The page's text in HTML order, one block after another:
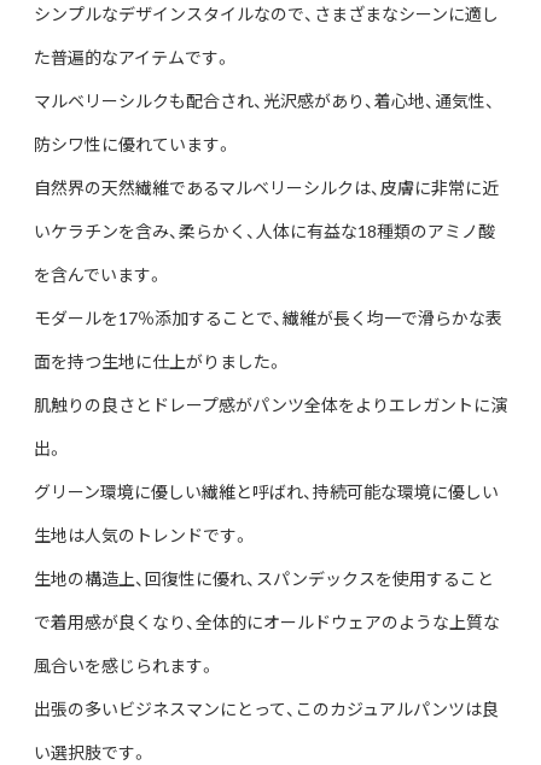
シンプルなデザインスタイルなので、さまざまなシーンに適し
た普遍的なアイテムです。
マルベリーシルクも配合され、光沢感があり、着心地、通気性、
防シワ性に優れています。
自然界の天然繊維であるマルベリーシルクは、皮膚に非常に近
いケラチンを含み、柔らかく、人体に有益な18種類のアミノ酸
を含んでいます。
モダールを17％添加することで、繊維が長く均一で滑らかな表
面を持つ生地に仕上がりました。
肌触りの良さとドレープ感がパンツ全体をよりエレガントに演
出。
グリーン環境に優しい繊維と呼ばれ、持続可能な環境に優しい
生地は人気のトレンドです。
生地の構造上、回復性に優れ、スパンデックスを使用すること
で着用感が良くなり、全体的にオールドウェアのような上質な
風合いを感じられます。
出張の多いビジネスマンにとって、このカジュアルパンツは良
い選択肢です。